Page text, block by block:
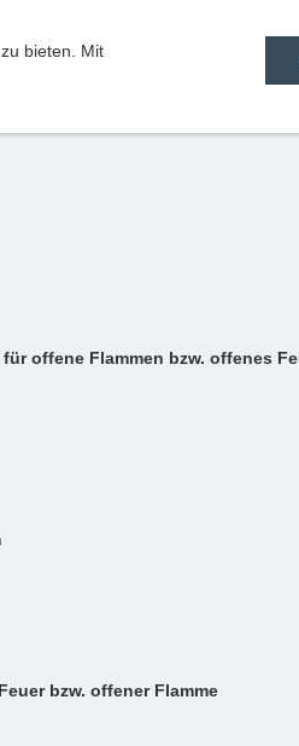
Gusseisen,
offene Flammen bzw. offenes
bzw. offener Flamme
bieten. Mit